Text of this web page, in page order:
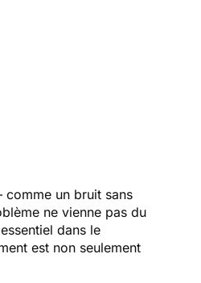
comme un bruit sans
ne vienne pas du
dans le
est non seulement